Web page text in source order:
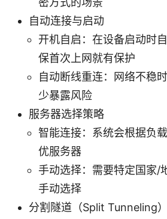
自动连接与启动
开机自启：在设备启动时
保首次上网就有保护
自动断线重连：网络不稳
少暴露风险
服务器选择策略
智能连接：系统会根据负
优服务器
手动选择：需要特定国家/
手动选择
分割隧道（Split Tunneling）